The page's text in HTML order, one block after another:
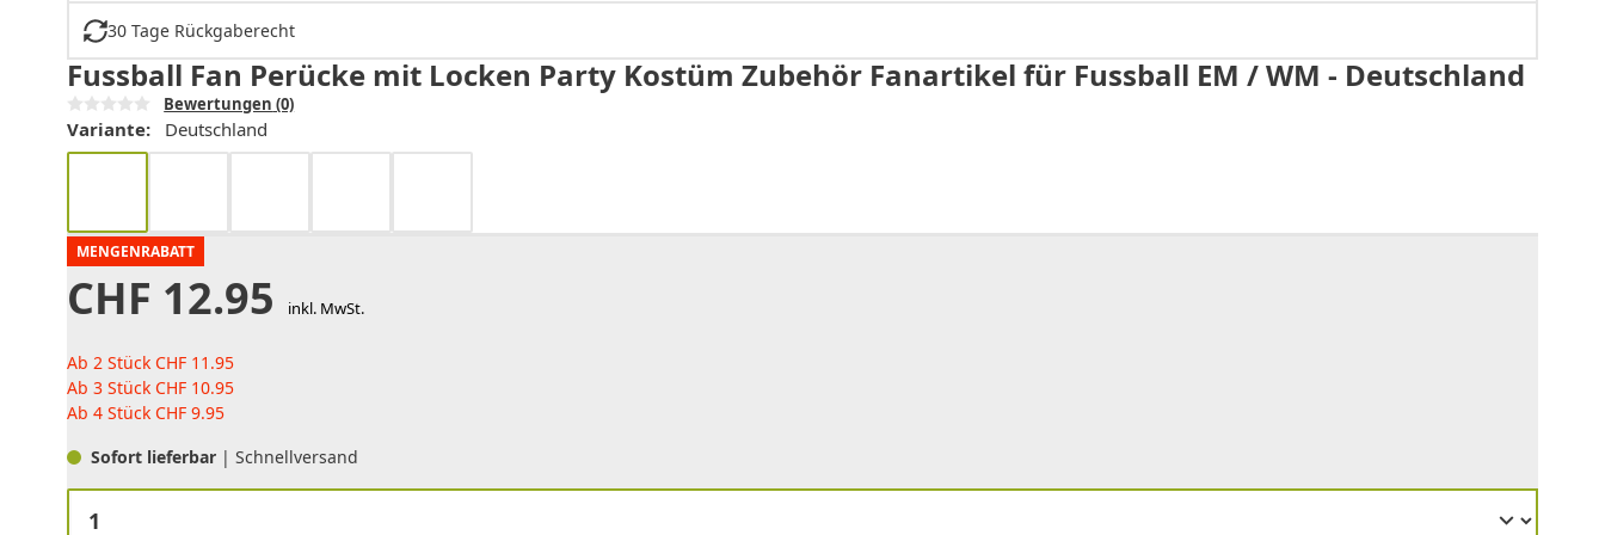
30 Tage Rückgaberecht
Fussball Fan Perücke mit Locken Party Kostüm Zubehör Fanartikel für Fussball EM / WM - Deutschland
Bewertungen (0)
Variante: Deutschland
MENGENRABATT
CHF 12.95 inkl. MwSt.
Ab 2 Stück CHF 11.95
Ab 3 Stück CHF 10.95
Ab 4 Stück CHF 9.95
Sofort lieferbar | Schnellversand